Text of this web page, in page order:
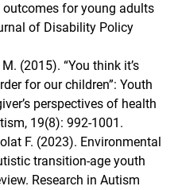
for young adults
of Disability Policy
(2015). “You think it’s
for our children”: Youth
perspectives of health
19(8): 992-1001.
F. (2023). Environmental
transition-age youth
Research in Autism